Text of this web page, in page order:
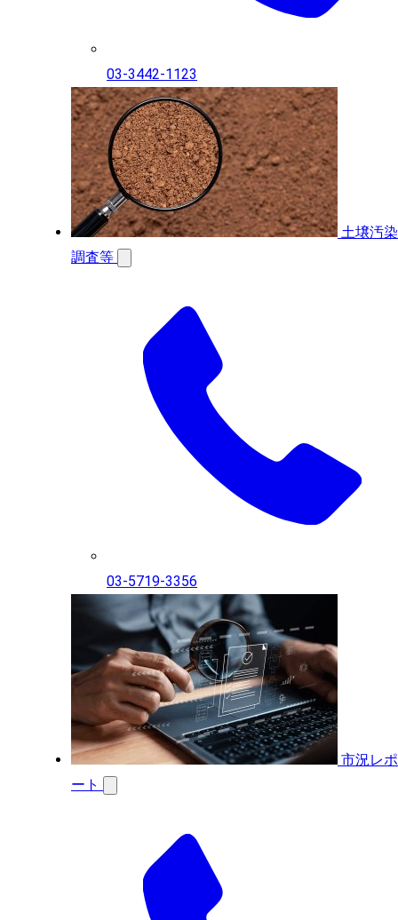
03-3442-1123
土壌汚染
調査等
03-5719-3356
市況レポ
ート